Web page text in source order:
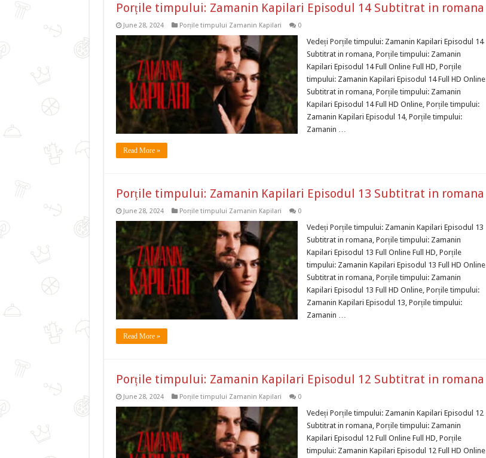
Porțile timpului: Zamanin Kapilari Episodul 14 Subtitrat in romana
June 28, 2024 Porțile timpului Zamanin Kapilari 0
Vedeți Porțile timpului: Zamanin Kapilari Episodul 14
Subtitrat in romana, Porțile timpului: Zamanin
Kapilari Episodul 14 Full Online Full HD, Porțile
timpului: Zamanin Kapilari Episodul 14 Full HD Online
Subtitrat in romana, Porțile timpului: Zamanin
Kapilari Episodul 14 Full HD Online, Porțile timpului:
Zamanin Kapilari Episodul 14, Porțile timpului:
Zamanin …
Read More »
Porțile timpului: Zamanin Kapilari Episodul 13 Subtitrat in romana
June 28, 2024 Porțile timpului Zamanin Kapilari 0
Vedeți Porțile timpului: Zamanin Kapilari Episodul 13
Subtitrat in romana, Porțile timpului: Zamanin
Kapilari Episodul 13 Full Online Full HD, Porțile
timpului: Zamanin Kapilari Episodul 13 Full HD Online
Subtitrat in romana, Porțile timpului: Zamanin
Kapilari Episodul 13 Full HD Online, Porțile timpului:
Zamanin Kapilari Episodul 13, Porțile timpului:
Zamanin …
Read More »
Porțile timpului: Zamanin Kapilari Episodul 12 Subtitrat in romana
June 28, 2024 Porțile timpului Zamanin Kapilari 0
Vedeți Porțile timpului: Zamanin Kapilari Episodul 12
Subtitrat in romana, Porțile timpului: Zamanin
Kapilari Episodul 12 Full Online Full HD, Porțile
timpului: Zamanin Kapilari Episodul 12 Full HD Online